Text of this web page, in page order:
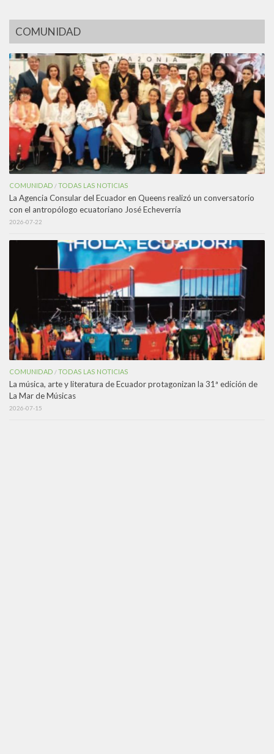
COMUNIDAD
COMUNIDAD /TODAS LAS NOTICIAS
La Agencia Consular del Ecuador en Queens realizó un conversatorio
con el antropólogo ecuatoriano José Echeverría
2026-07-22
COMUNIDAD /TODAS LAS NOTICIAS
La música, arte y literatura de Ecuador protagonizan la 31ª edición de
La Mar de Músicas
2026-07-15